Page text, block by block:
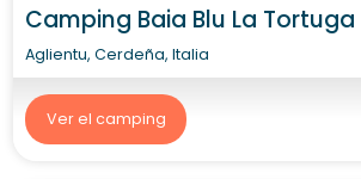
Camping Baia Blu La Tortuga
Aglientu, Cerdeña, Italia
Ver el camping